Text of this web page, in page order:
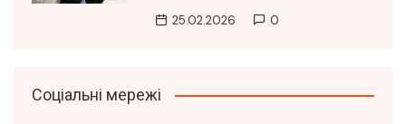
25.02.2026 0
Соціальні мережі